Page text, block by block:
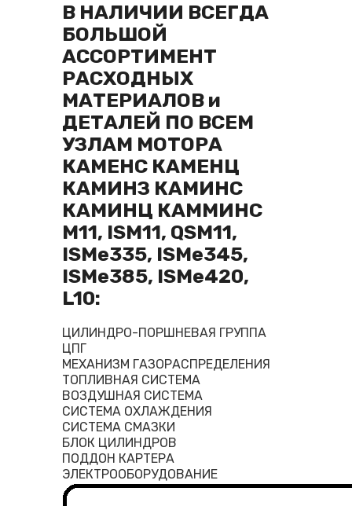
В НАЛИЧИИ ВСЕГДА
БОЛЬШОЙ
АССОРТИМЕНТ
РАСХОДНЫХ
МАТЕРИАЛОВ и
ДЕТАЛЕЙ ПО ВСЕМ
УЗЛАМ МОТОРА
КАМЕНС КАМЕНЦ
КАМИНЗ КАМИНС
КАМИНЦ КАММИНС
M11, ISM11, QSM11,
ISMe335, ISMe345,
ISMe385, ISMe420,
L10:
ЦИЛИНДРО-ПОРШНЕВАЯ ГРУППА
ЦПГ
МЕХАНИЗМ ГАЗОРАСПРЕДЕЛЕНИЯ
ТОПЛИВНАЯ СИСТЕМА
ВОЗДУШНАЯ СИСТЕМА
СИСТЕМА ОХЛАЖДЕНИЯ
СИСТЕМА СМАЗКИ
БЛОК ЦИЛИНДРОВ
ПОДДОН КАРТЕРА
ЭЛЕКТРООБОРУДОВАНИЕ